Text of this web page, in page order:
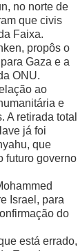
no norte de
que civis
Faixa.
propôs o
Gaza e a
ONU.
ao
e
A retirada total
já foi
que
futuro governo
Israel, para
do
está errado,